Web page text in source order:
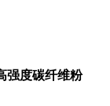
强度碳纤维粉